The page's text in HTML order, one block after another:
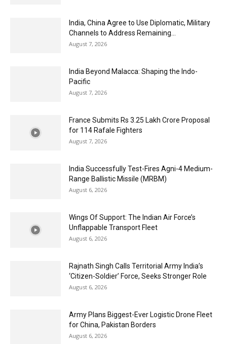
India, China Agree to Use Diplomatic, Military
Channels to Address Remaining...
August 7, 2026
India Beyond Malacca: Shaping the Indo-
Pacific
August 7, 2026
France Submits Rs 3.25 Lakh Crore Proposal
for 114 Rafale Fighters
August 7, 2026
India Successfully Test-Fires Agni-4 Medium-
Range Ballistic Missile (MRBM)
August 6, 2026
Wings Of Support: The Indian Air Force’s
Unflappable Transport Fleet
August 6, 2026
Rajnath Singh Calls Territorial Army India’s
‘Citizen-Soldier’ Force, Seeks Stronger Role
August 6, 2026
Army Plans Biggest-Ever Logistic Drone Fleet
for China, Pakistan Borders
August 6, 2026